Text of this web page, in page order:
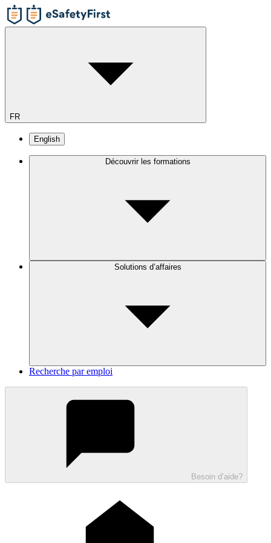
FR
English
Découvrir les formations
Solutions d’affaires
Recherche par emploi
Besoin d’aide?